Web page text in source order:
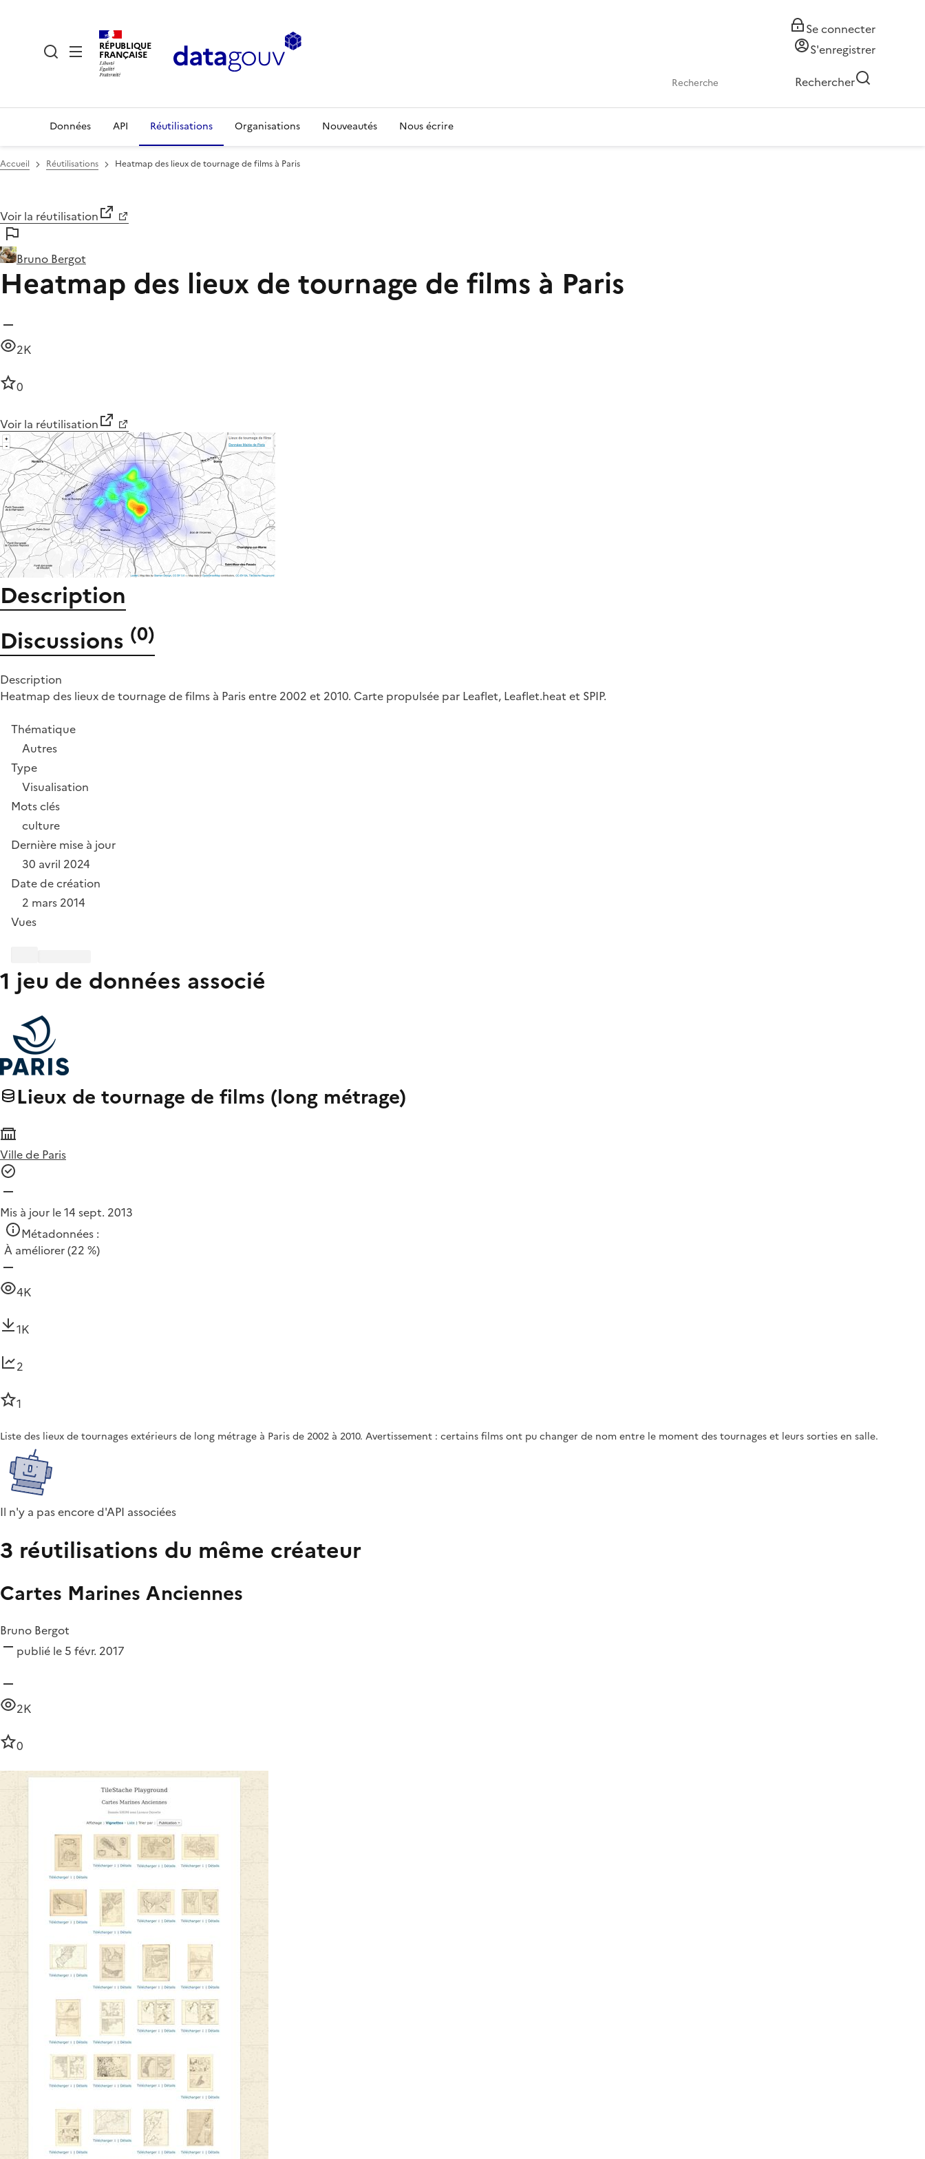
RÉPUBLIQUE
FRANÇAISE
Se connecter
S'enregistrer
Rechercher
Données API Réutilisations Organisations Nouveautés Nous écrire
Accueil Réutilisations Heatmap des lieux de tournage de films à Paris
Voir la réutilisation
Bruno Bergot
Heatmap des lieux de tournage de films à Paris
2K
0
Voir la réutilisation
Description
Discussions (0)
Description
Heatmap des lieux de tournage de films à Paris entre 2002 et 2010. Carte propulsée par Leaflet, Leaflet.heat et SPIP.
Thématique
Autres
Type
Visualisation
Mots clés
culture
Dernière mise à jour
30 avril 2024
Date de création
2 mars 2014
Vues
1 jeu de données associé
Lieux de tournage de films (long métrage)
Ville de Paris
Mis à jour le 14 sept. 2013
Métadonnées :
À améliorer(22 %)
4K
1K
2
1
Liste des lieux de tournages extérieurs de long métrage à Paris de 2002 à 2010. Avertissement : certains films ont pu changer de nom entre le moment des tournages et leurs sorties en salle.
Il n'y a pas encore d'API associées
3 réutilisations du même créateur
Cartes Marines Anciennes
Bruno Bergot
publié le 5 févr. 2017
2K
0